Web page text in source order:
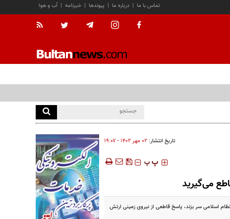
آب و هوا | خبرنامه | پیوندها | درباره ما | تماس با ما
تاریخ انتشار: ۰۲ مهر ۱۴۰۲ - ۱۹:۰۷
‍‍‍ پ پ
می‌گیرید
اسلامی سر بزند، پاسخ قاطعی از نیروی زمینی ارتش